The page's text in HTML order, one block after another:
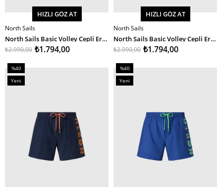
SEPETE EKLE
HIZLI GÖZ AT
North Sails
North Sails Basic Volley Cepli Erkek Deniz Şortu 36Cm
₺1.794,00
₺2.990,00
SEPETE EKLE
HIZLI GÖZ AT
North Sails
North Sails Basic Volley Cepli Erkek Deniz Şortu 36Cm
₺1.794,00
₺2.990,00
%40
İndirim
%40İndirim
Yeni
%40
İndirim
%40İndirim
Yeni